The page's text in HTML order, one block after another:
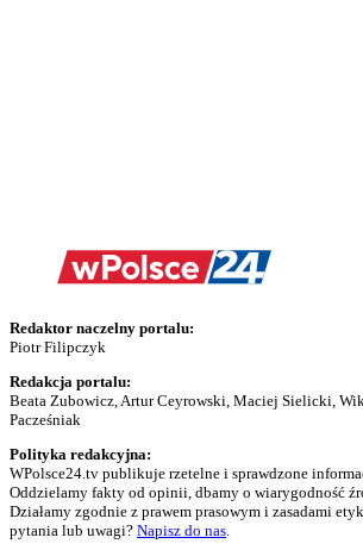
Redaktor naczelny portalu:
Piotr Filipczyk
Redakcja portalu:
Beata Zubowicz, Artur Ceyrowski, Maciej Sielicki,
Pacześniak
Polityka redakcyjna:
WPolsce24.tv publikuje rzetelne i sprawdzone
Oddzielamy fakty od opinii, dbamy o wiarygodność
Działamy zgodnie z prawem prasowym i zasadami
pytania lub uwagi? Napisz do nas